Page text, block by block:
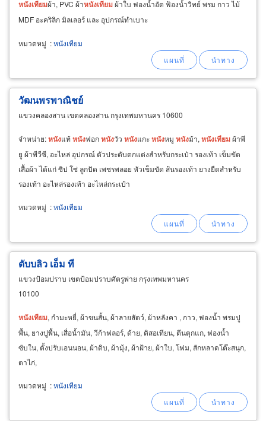
หนังเทียมผ้า, PVC ผ้าหนังเทียมผ้าใบ ฟองน้ำอัด ฟ้องน้ำวิทย์ พรม กาว ไม้
MDF อะคริลิก มิลเลอร์ และ อุปกรณ์ทำเบาะ
หมวดหมู่ :หนังเทียม
วัฒนพรพาณิชย์
แขวงคลองสาน เขตคลองสาน กรุงเทพมหานคร 10600
จำหน่าย:หนังแท้หนังฟอกหนังวัว หนังแกะหนังหมู หนังม้า, หนังเทียมผ้าพี
ยู ผ้าพีวีซี, อะไหล่ อุปกรณ์ ตัวประดับตกแต่งสำหรับกระเป๋า รองเท้า เข็มขัด
เสื้อผ้า ได้แก่ ซิป โซ่ ลูกปัด เพชรพลอย หัวเข็มขัด ส้นรองเท้า ยางยืดสำหรับ
รองเท้า อะไหล่รองเท้า อะไหล่กระเป๋า
หมวดหมู่ :หนังเทียม
ดับบลิว เอ็ม ที
แขวงป้อมปราบ เขตป้อมปราบศัตรูพ่าย กรุงเทพมหานคร
10100
หนังเทียม, กำมะหยี่, ผ้าขนสั้น, ผ้าลายสัตว์, ผ้าหลังคา , กาว, ฟองน้ำ พรมปู
พื้น, ยางปูพื้น, เสื่อน้ำมัน, วีก้าฟลอร์, ด้าย, ดิสอเทียน, ตีนตุกแก, ฟองน้ำ
ซับใน, ตั้งปรับเอนนอน, ผ้าดิบ, ผ้ามุ้ง, ผ้าฝ้าย, ผ้าใบ, โฟม, สักหลาดโต๊ะสนุก,
ตาไก่,
หมวดหมู่ :หนังเทียม